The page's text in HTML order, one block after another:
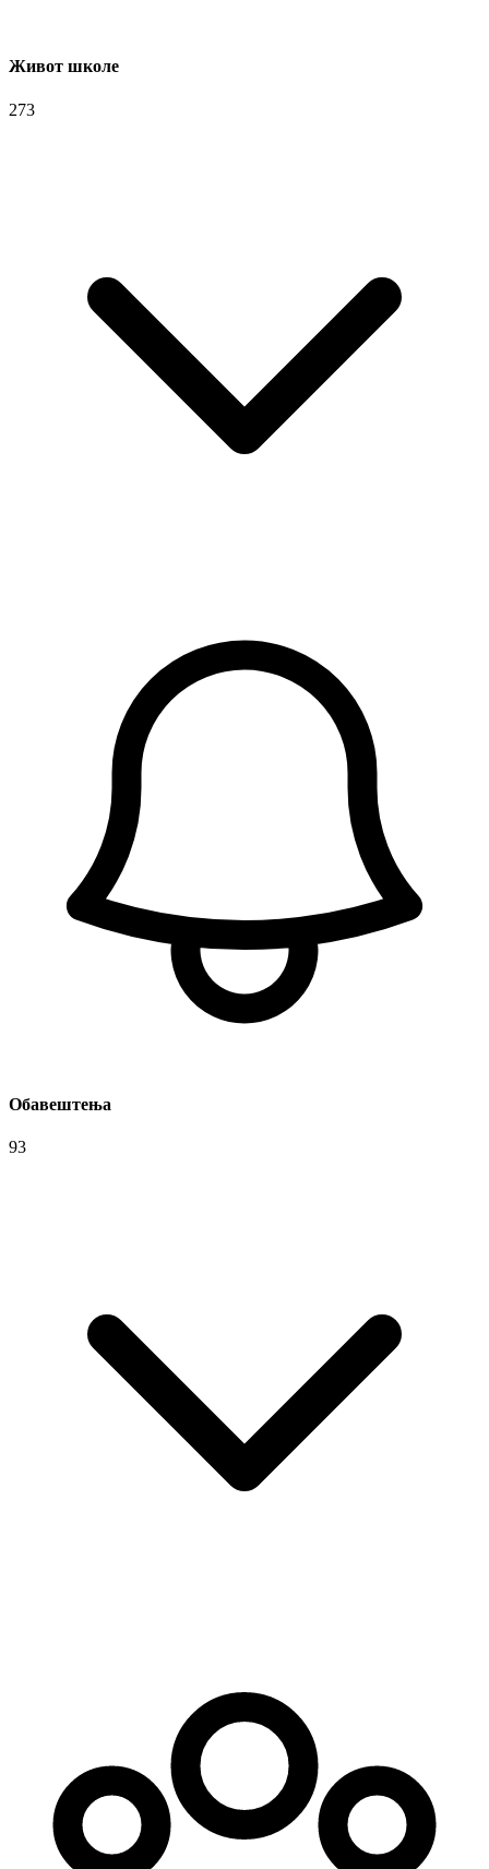
Живот школе
273
Обавештења
93